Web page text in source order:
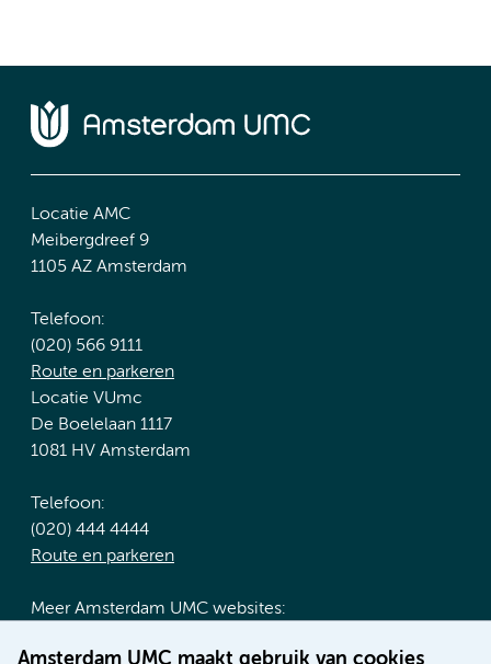
Amsterdam UMC maakt gebruik van cookies
Locatie AMC
Meibergdreef 9
1105 AZ Amsterdam
Telefoon:
(020) 566 9111
Route en parkeren
Locatie VUmc
De Boelelaan 1117
1081 HV Amsterdam
Telefoon:
(020) 444 4444
Route en parkeren
Meer Amsterdam UMC websites:
Werken bij Amsterdam UMC